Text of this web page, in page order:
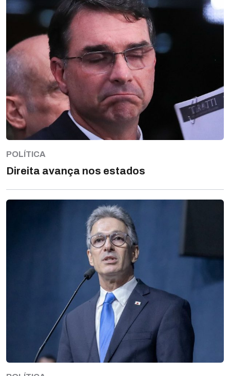
POLÍTICA
Direita avança nos estados